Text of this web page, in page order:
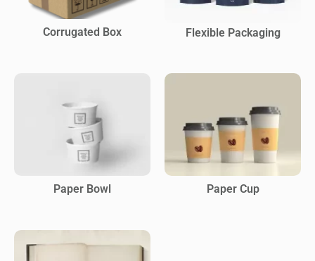
Corrugated Box Flexible Packaging
Paper Bowl Paper Cup